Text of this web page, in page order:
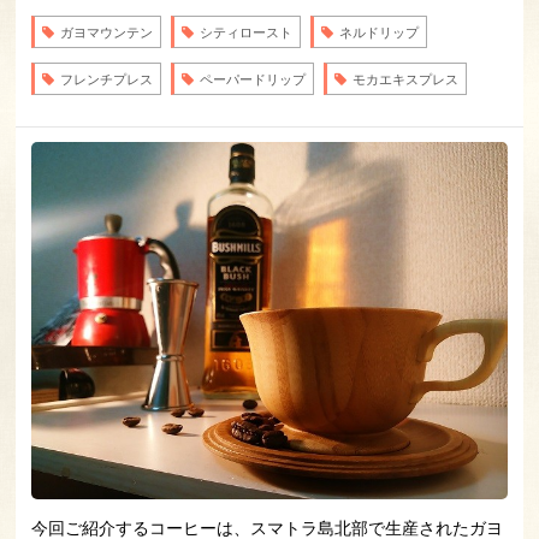
ガヨマウンテン シティロースト ネルドリップ
フレンチプレス ペーパードリップ モカエキスプレス
今回ご紹介するコーヒーは、スマトラ島北部で生産されたガヨ